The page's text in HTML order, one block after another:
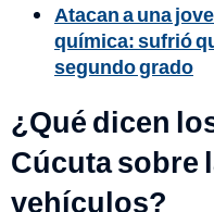
Atacan a una
química: sufrió
segundo grado
¿Qué dicen
Cúcuta sobre
vehículos?